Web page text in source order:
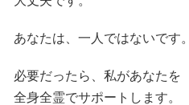
あなたは、一人ではないです。
必要だったら、私があなたを
全身全霊でサポートします。